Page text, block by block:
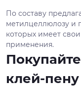
По составу
метилцеллюлозу и
которых имеет
применения.
клей-